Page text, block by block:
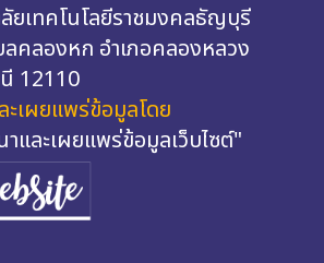
ยเทคโนโลยีราชมงคลธัญบุรี
คลองหก อำเภอคลองหลวง
12110
เผยแพร่ข้อมูลโดย
และเผยแพร่ข้อมูลเว็บไซต์"